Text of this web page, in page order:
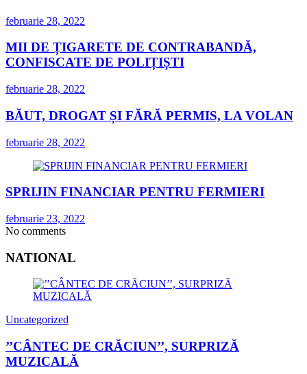
februarie 28, 2022
MII DE ȚIGARETE DE CONTRABANDĂ,
CONFISCATE DE POLIȚIȘTI
februarie 28, 2022
BĂUT, DROGAT ȘI FĂRĂ PERMIS, LA VOLAN
februarie 28, 2022
SPRIJIN FINANCIAR PENTRU FERMIERI
februarie 23, 2022
No comments
NATIONAL
Uncategorized
’’CÂNTEC DE CRĂCIUN’’, SURPRIZĂ
MUZICALĂ